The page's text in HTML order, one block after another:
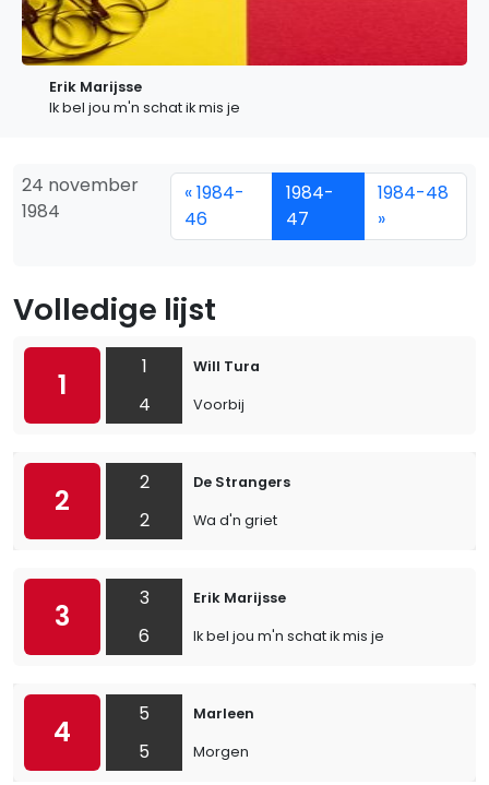
Erik Marijsse
Ik bel jou m'n schat ik mis je
24 november
1984
« 1984-
46
1984-
47
1984-48
»
Volledige lijst
1
1
4
Will Tura
Voorbij
2
2
2
De Strangers
Wa d'n griet
3
3
6
Erik Marijsse
Ik bel jou m'n schat ik mis je
4
5
5
Marleen
Morgen